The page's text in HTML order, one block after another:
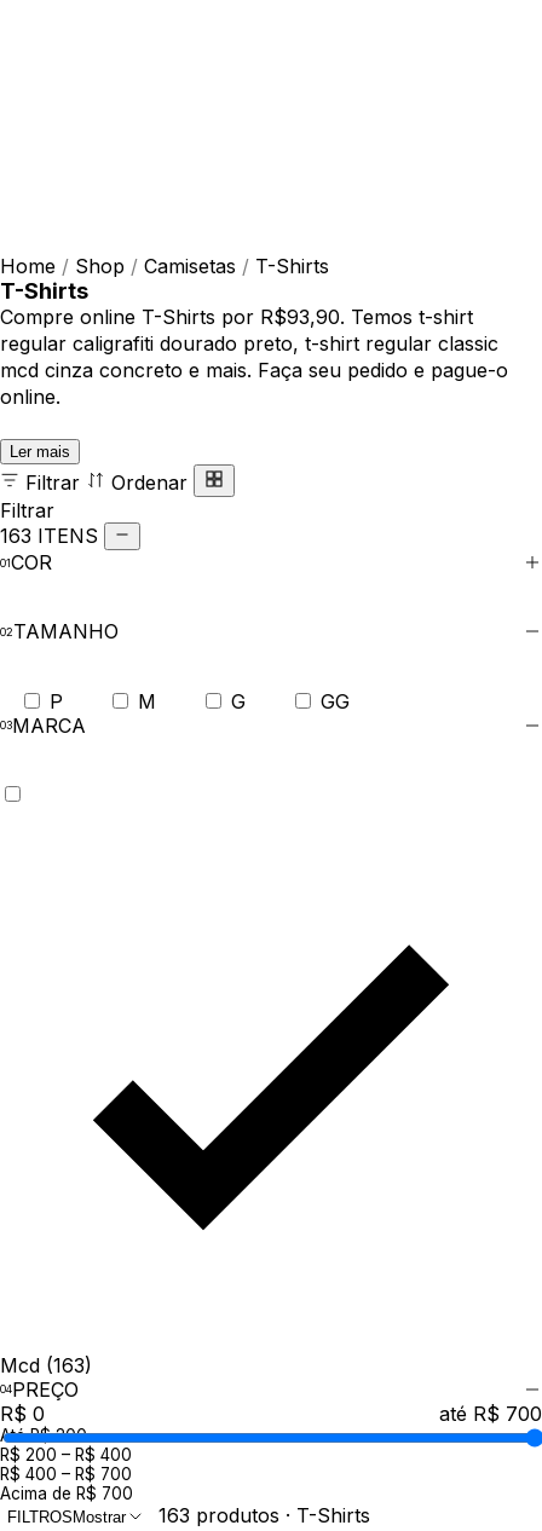
Home / Shop / Camisetas / T-Shirts
T-Shirts
Compre online T-Shirts por R$93,90. Temos t-shirt
regular caligrafiti dourado preto, t-shirt regular classic
mcd cinza concreto e mais. Faça seu pedido e pague-o
online.
Ler mais
Filtrar
Ordenar
Filtrar
163 ITENS
COR
TAMANHO
P M G
GG
MARCA
Mcd (163)
PREÇO
R$ 0
até R$ 700
Até R$ 200
R$ 200 – R$ 400
R$ 400 – R$ 700
Acima de R$ 700
FILTROS Mostrar 163 produtos · T-Shirts